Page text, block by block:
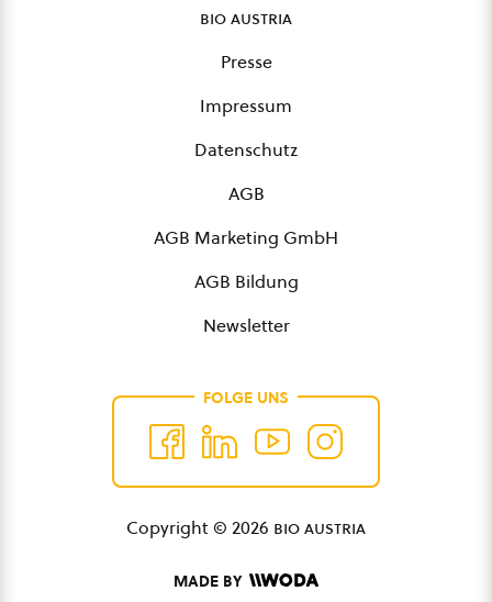
bio austria
Presse
Impressum
Datenschutz
AGB
AGB Marketing GmbH
AGB Bildung
Newsletter
FOLGE UNS
Copyright © 2026 bio austria
MADE BY